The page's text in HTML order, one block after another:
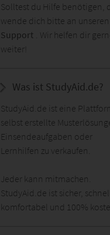
Solltest du Hilfe benötigen,
wende dich bitte an unseren
Support . Wir helfen dir
weiter!
Was ist StudyAid.de?
StudyAid.de ist eine
selbst erstellte
Einsendeaufgaben oder
Lernhilfen zu verkaufen.
Jeder kann mitmachen.
StudyAid.de ist sicher,
komfortabel und 100%